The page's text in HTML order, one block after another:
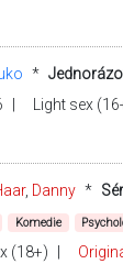
*
Light sex
Danny *
Komedie
(18+)